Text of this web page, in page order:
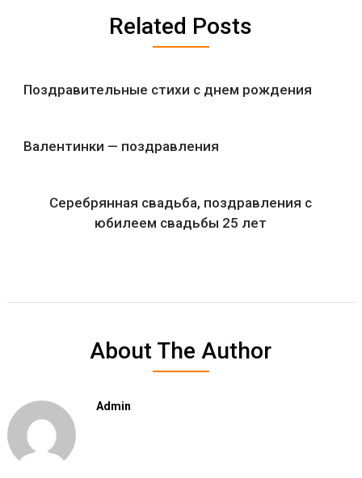
Related Posts
Поздравительные стихи с днем рождения
Валентинки — поздравления
Серебрянная свадьба, поздравления с
юбилеем свадьбы 25 лет
About The Author
Admin